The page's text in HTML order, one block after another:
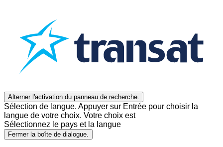
Alterner l'activation du panneau de recherche.
Sélection de langue. Appuyer sur Entrée pour choisir la
langue de votre choix. Votre choix est
Sélectionnez le pays et la langue
Fermer la boîte de dialogue.